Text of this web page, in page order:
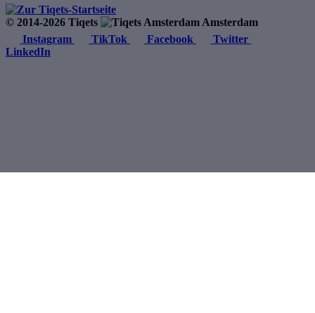
© 2014-2026 Tiqets
Amsterdam
Instagram
TikTok Facebook
Twitter
LinkedIn